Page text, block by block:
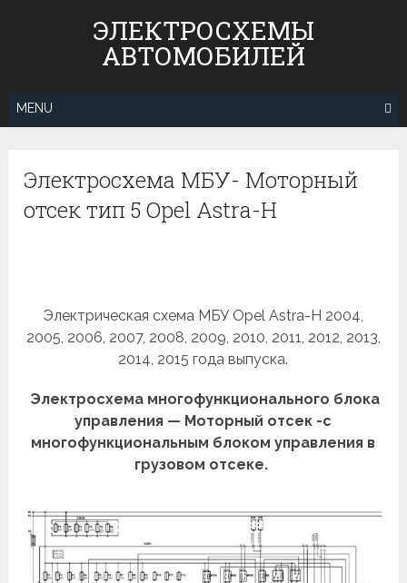
ЭЛЕКТРОСХЕМЫ
АВТОМОБИЛЕЙ
MENU
Электросхема МБУ- Моторный
отсек тип 5 Opel Astra-H
Электрическая схема МБУ Opel Astra-H 2004,
2005, 2006, 2007, 2008, 2009, 2010, 2011, 2012, 2013,
2014, 2015 года выпуска.
Электросхема многофункционального блока
управления — Моторный отсек -с
многофункциональным блоком управления в
грузовом отсеке.